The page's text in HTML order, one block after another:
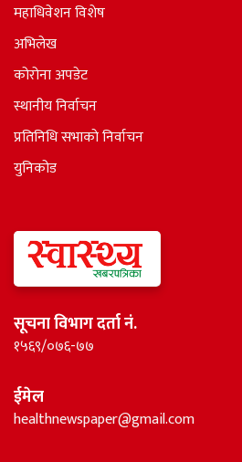
महाधिवेशन विशेष
अभिलेख
कोरोना अपडेट
स्थानीय निर्वाचन
प्रतिनिधि सभाकाे निर्वाचन
युनिकोड
सूचना विभाग दर्ता नं.
१५६९/०७६-७७
ईमेल
healthnewspaper@gmail.com